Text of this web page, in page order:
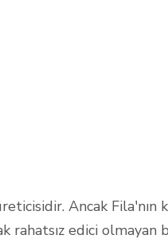
Ancak Fila'nın
rahatsız edici olmayan